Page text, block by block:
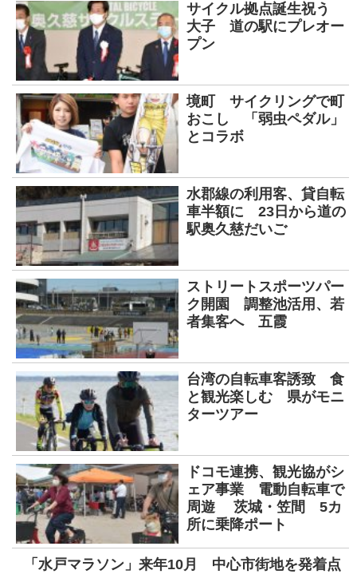
サイクル拠点誕生祝う
大子 道の駅にプレオー
プン
境町 サイクリングで町
おこし 「弱虫ペダル」
とコラボ
水郡線の利用客、貸自転
車半額に 23日から道の
駅奥久慈だいご
ストリートスポーツパー
ク開園 調整池活用、若
者集客へ 五霞
台湾の自転車客誘致 食
と観光楽しむ 県がモニ
ターツアー
ドコモ連携、観光協がシ
ェア事業 電動自転車で
周遊 茨城・笠間 5カ
所に乗降ポート
「水戸マラソン」来年10月 中心市街地を発着点